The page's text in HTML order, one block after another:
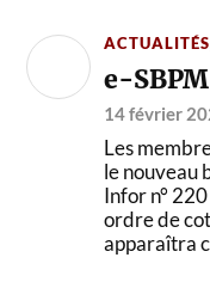
ACTUALITÉS
e-
14 février
Les
le nouveau
Infor n°
ordre de
apparaîtra